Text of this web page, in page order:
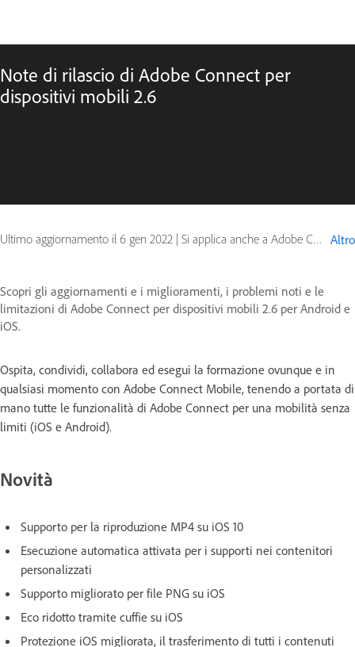
Note di rilascio di Adobe Connect per
dispositivi mobili 2.6
Ultimo aggiornamento il 6 gen 2022 | Si applica anche a Adobe Connect 9, Connect for mobile Altro
Scopri gli aggiornamenti e i miglioramenti, i problemi noti e le
limitazioni di Adobe Connect per dispositivi mobili 2.6 per Android e
iOS.
Ospita, condividi, collabora ed esegui la formazione ovunque e in
qualsiasi momento con Adobe Connect Mobile, tenendo a portata di
mano tutte le funzionalità di Adobe Connect per una mobilità senza
limiti (iOS e Android).
Novità
Supporto per la riproduzione MP4 su iOS 10
Esecuzione automatica attivata per i supporti nei contenitori
personalizzati
Supporto migliorato per file PNG su iOS
Eco ridotto tramite cuffie su iOS
Protezione iOS migliorata, il trasferimento di tutti i contenuti